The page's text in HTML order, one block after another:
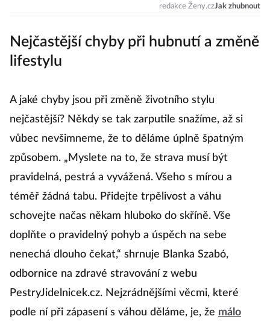
sex? A jde to i
redakce Ženy.czJak zhubnout
Nejčastější chyby při hubnutí a změně
lifestylu
A jaké chyby jsou při změně životního stylu
nejčastější? Někdy se tak zarputile snažíme, až si
vůbec nevšimneme, že to děláme úplně špatným
způsobem. „Myslete na to, že strava musí být
pravidelná, pestrá a vyvážená. Všeho s mírou a
téměř žádná tabu. Přidejte trpělivost a váhu
schovejte načas někam hluboko do skříně. Vše
doplňte o pravidelný pohyb a úspěch na sebe
nenechá dlouho čekat,“ shrnuje Blanka Szabó,
odbornice na zdravé stravování z webu
PestryJidelnicek.cz. Nejzrádnějšími věcmi, které
podle ní při zápasení s váhou děláme, je, že málo